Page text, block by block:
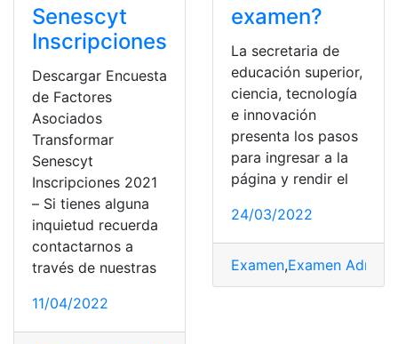
Senescyt
Inscripciones
Descargar Encuesta
de Factores
Asociados
Transformar
Senescyt
Inscripciones 2021
– Si tienes alguna
inquietud recuerda
contactarnos a
través de nuestras
11/04/2022
examen?
La secretaria de
educación superior,
ciencia, tecnología
e innovación
presenta los pasos
para ingresar a la
página y rendir el
24/03/2022
Examen,Examen